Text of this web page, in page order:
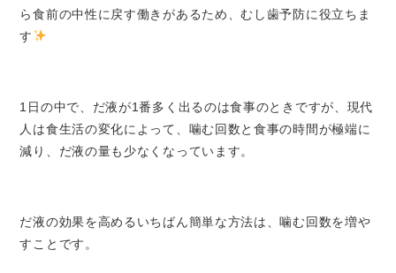
ら食前の中性に戻す働きがあるため、むし歯予防に役立ちま
す
1 日の中で、だ液が1番多く出るのは食事のときですが、現代
人は食生活の変化によって、噛む回数と食事の時間が極端に
減り、だ液の量も少なくなっています。
だ液の効果を高めるいちばん簡単な方法は、噛む回数を増や
すことです。